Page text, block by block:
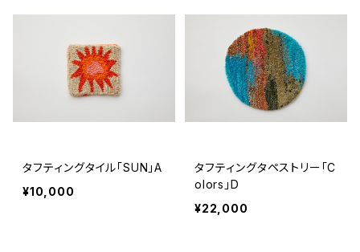
タフティングタイル「SUN」A
¥10,000
タフティングタペストリー「C
olors」D
¥22,000